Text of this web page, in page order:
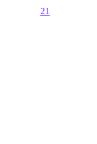
21